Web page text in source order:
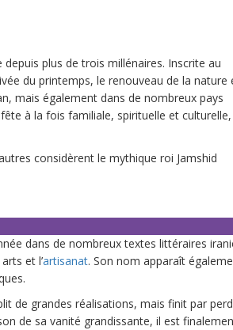
plus de trois millénaires. Inscrite au
du printemps, le renouveau de la nature
mais également dans de nombreux pays
à la fois familiale, spirituelle et
considèrent le mythique roi Jamshid
dans de nombreux textes littéraires
et l’artisanat. Son nom apparaît
de grandes réalisations, mais finit par
de sa vanité grandissante, il est